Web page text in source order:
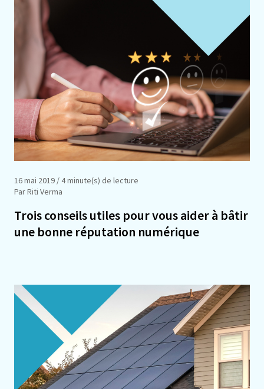
16 mai 2019 / 4 minute(s) de lecture
Par Riti Verma
Trois conseils utiles pour vous aider à bâtir
une bonne réputation numérique